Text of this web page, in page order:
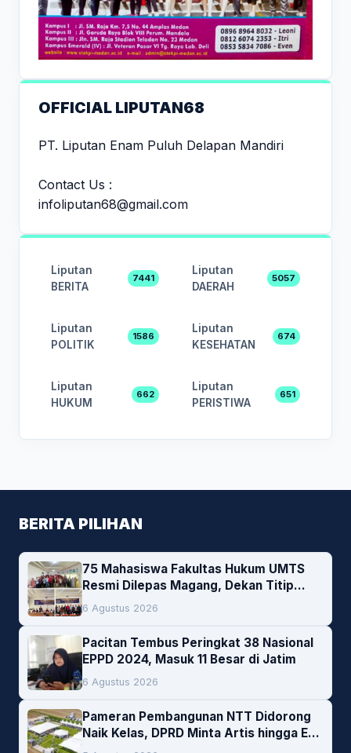
OFFICIAL LIPUTAN68
PT. Liputan Enam Puluh Delapan Mandiri
Contact Us :
infoliputan68@gmail.com
Liputan
BERITA
7441
Liputan
DAERAH
5057
Liputan
POLITIK
1586
Liputan
KESEHATAN
674
Liputan
HUKUM
662
Liputan
PERISTIWA
651
BERITA PILIHAN
75 Mahasiswa Fakultas Hukum UMTS
Resmi Dilepas Magang, Dekan Titip
Empat Pesan Penting
6 Agustus 2026
Pacitan Tembus Peringkat 38 Nasional
EPPD 2024, Masuk 11 Besar di Jatim
6 Agustus 2026
Pameran Pembangunan NTT Didorong
Naik Kelas, DPRD Minta Artis hingga EO
Lokal Jadi Prioritas